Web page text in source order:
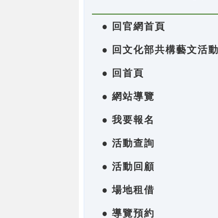
● 回官網首頁
● 回文化部共構藝文活
● 回首頁
● 網站導覽
● 我要報名
● 活動查詢
● 活動回顧
● 場地租借
● 導覽預約